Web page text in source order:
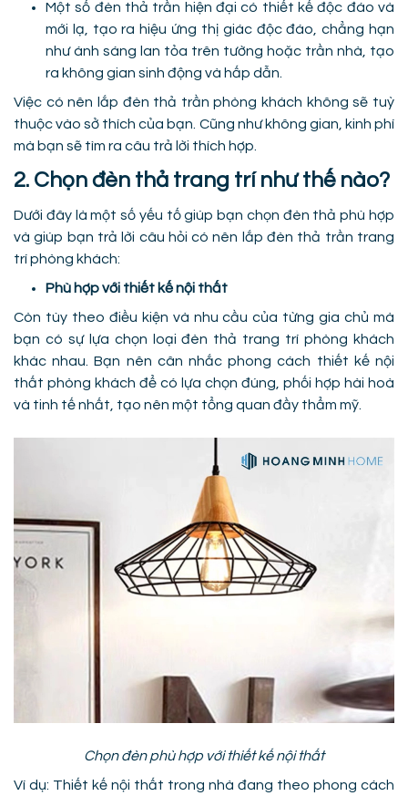
Một số đèn thả trần hiện đại có thiết kế độc đáo và
mới lạ, tạo ra hiệu ứng thị giác độc đáo, chẳng hạn
như ánh sáng lan tỏa trên tường hoặc trần nhà, tạo
ra không gian sinh động và hấp dẫn.
Việc có nên lắp đèn thả trần phòng khách không sẽ tuỳ
thuộc vào sở thích của bạn. Cũng như không gian, kinh phí
mà bạn sẽ tìm ra câu trả lời thích hợp.
2. Chọn đèn thả trang trí như thế nào?
Dưới đây là một số yếu tố giúp bạn chọn đèn thả phù hợp
và giúp bạn trả lời câu hỏi có nên lắp đèn thả trần trang
trí phòng khách:
Phù hợp với thiết kế nội thất
Còn tùy theo điều kiện và nhu cầu của từng gia chủ mà
bạn có sự lựa chọn loại đèn thả trang trí phòng khách
khác nhau. Bạn nên cân nhắc phong cách thiết kế nội
thất phòng khách để có lựa chọn đúng, phối hợp hài hoà
và tinh tế nhất, tạo nên một tổng quan đầy thẩm mỹ.
Chọn đèn phù hợp với thiết kế nội thất
Ví dụ: Thiết kế nội thất trong nhà đang theo phong cách